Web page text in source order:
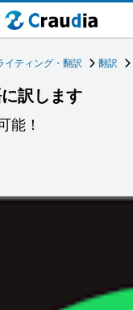
イティング・翻訳 翻訳
訳します
能！